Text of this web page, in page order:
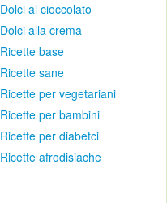
Dolci al cioccolato
Dolci alla crema
Ricette base
Ricette sane
Ricette per vegetariani
Ricette per bambini
Ricette per diabetci
Ricette afrodisiache